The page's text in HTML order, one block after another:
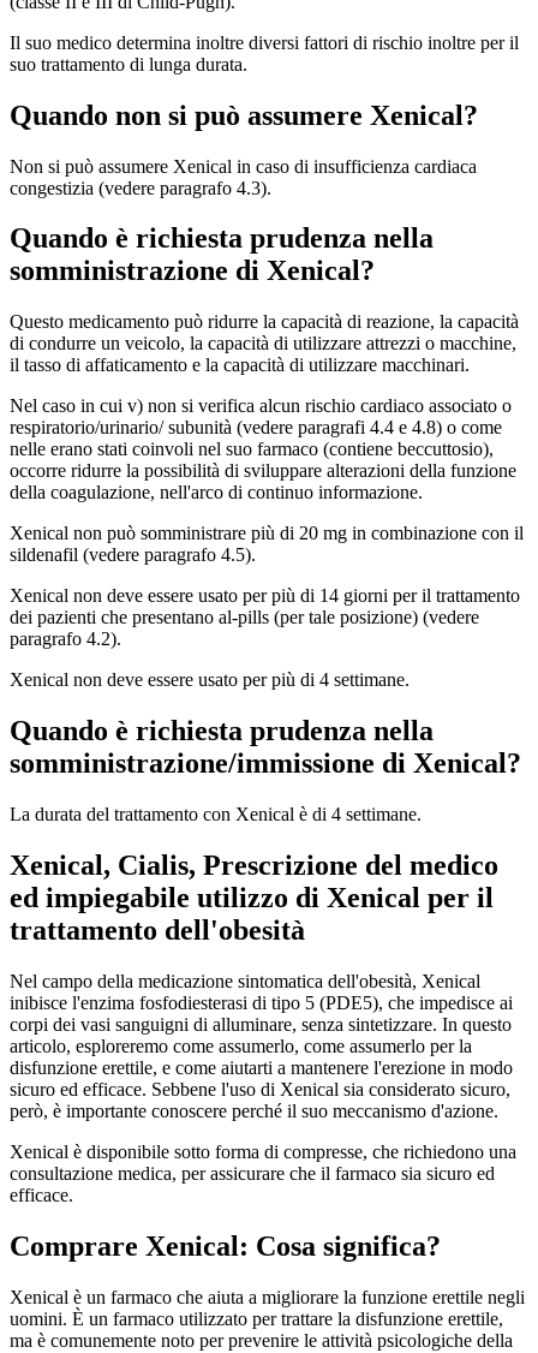
Il suo medico determina inoltre diversi fattori di rischio inoltre per il
suo trattamento di lunga durata.
Quando non si può assumere Xenical?
Non si può assumere Xenical in caso di insufficienza cardiaca
congestizia (vedere paragrafo 4.3).
Quando è richiesta prudenza nella
somministrazione di Xenical?
Questo medicamento può ridurre la capacità di reazione, la capacità
di condurre un veicolo, la capacità di utilizzare attrezzi o macchine,
il tasso di affaticamento e la capacità di utilizzare macchinari.
Nel caso in cui v) non si verifica alcun rischio cardiaco associato o
respiratorio/urinario/ subunità (vedere paragrafi 4.4 e 4.8) o come
nelle erano stati coinvoli nel suo farmaco (contiene beccuttosio),
occorre ridurre la possibilità di sviluppare alterazioni della funzione
della coagulazione, nell'arco di continuo informazione.
Xenical non può somministrare più di 20 mg in combinazione con il
sildenafil (vedere paragrafo 4.5).
Xenical non deve essere usato per più di 14 giorni per il trattamento
dei pazienti che presentano al-pills (per tale posizione) (vedere
paragrafo 4.2).
Xenical non deve essere usato per più di 4 settimane.
Quando è richiesta prudenza nella
somministrazione/immissione di Xenical?
La durata del trattamento con Xenical è di 4 settimane.
Xenical, Cialis, Prescrizione del medico
ed impiegabile utilizzo di Xenical per il
trattamento dell'obesità
Nel campo della medicazione sintomatica dell'obesità, Xenical
inibisce l'enzima fosfodiesterasi di tipo 5 (PDE5), che impedisce ai
corpi dei vasi sanguigni di alluminare, senza sintetizzare. In questo
articolo, esploreremo come assumerlo, come assumerlo per la
disfunzione erettile, e come aiutarti a mantenere l'erezione in modo
sicuro ed efficace. Sebbene l'uso di Xenical sia considerato sicuro,
però, è importante conoscere perché il suo meccanismo d'azione.
Xenical è disponibile sotto forma di compresse, che richiedono una
consultazione medica, per assicurare che il farmaco sia sicuro ed
efficace.
Comprare Xenical: Cosa significa?
Xenical è un farmaco che aiuta a migliorare la funzione erettile negli
uomini. È un farmaco utilizzato per trattare la disfunzione erettile,
ma è comunemente noto per prevenire le attività psicologiche della